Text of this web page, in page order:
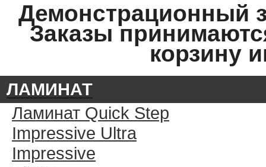
Демонстрационный
Заказы
корзину
ЛАМИНАТ
Ламинат Quick Step
Impressive Ultra
Impressive